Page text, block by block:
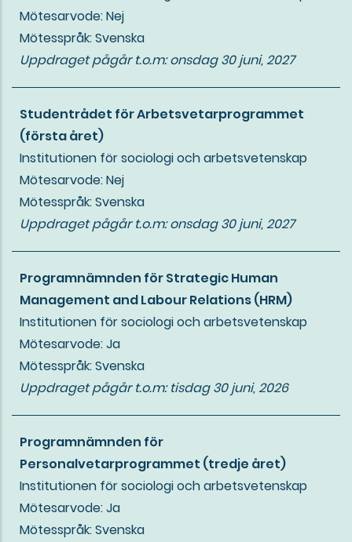
Mötesarvode: Nej
Mötesspråk: Svenska
Uppdraget pågår t.o.m:onsdag 30 juni, 2027
Studentrådet för Arbetsvetarprogrammet
(första året)
Institutionen för sociologi och arbetsvetenskap
Mötesarvode: Nej
Mötesspråk: Svenska
Uppdraget pågår t.o.m:onsdag 30 juni, 2027
Programnämnden för Strategic Human
Management and Labour Relations (HRM)
Institutionen för sociologi och arbetsvetenskap
Mötesarvode: Ja
Mötesspråk: Svenska
Uppdraget pågår t.o.m:tisdag 30 juni, 2026
Programnämnden för
Personalvetarprogrammet (tredje året)
Institutionen för sociologi och arbetsvetenskap
Mötesarvode: Ja
Mötesspråk: Svenska